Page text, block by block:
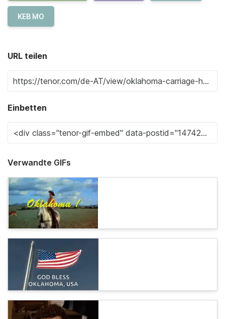
KEB MO
URL teilen
Einbetten
Verwandte GIFs